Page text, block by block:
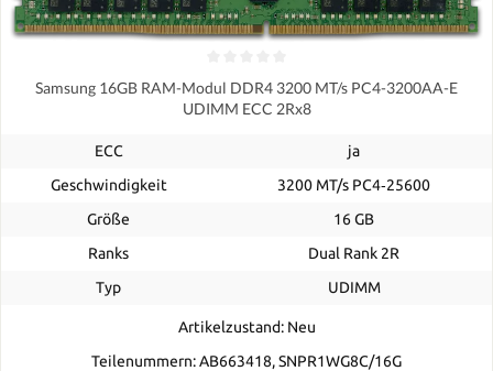
Samsung 16GB RAM-Modul DDR4 3200 MT/s PC4-3200AA-E
UDIMM ECC 2Rx8
ECC
ja
Geschwindigkeit
3200 MT/s PC4‑25600
Größe
16 GB
Ranks
Dual Rank 2R
Typ
UDIMM
Artikelzustand: Neu
Teilenummern: AB663418, SNPR1WG8C/16G